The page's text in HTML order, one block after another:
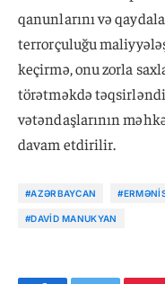
qanunlarını və
terrorçuluğu
keçirmə, onu zorla
törətməkdə
vətəndaşlarının
davam etdirilir.
#AZƏRBAYCAN
#DAVID MANUKYAN